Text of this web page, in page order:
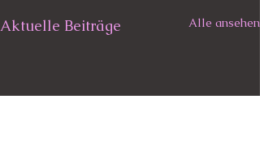
Aktuelle Beiträge Alle ansehen